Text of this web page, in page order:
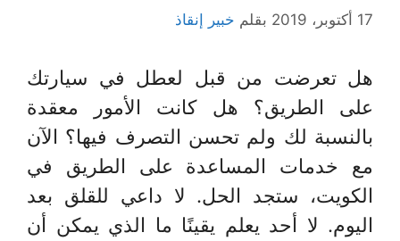
17 أكتوبر، 2019 بقلم خبير إنقاذ
هل تعرضت من قبل لعطل في سيارتك
على الطريق؟ هل كانت الأمور معقدة
بالنسبة لك ولم تحسن التصرف فيها؟ الآن
مع خدمات المساعدة على الطريق في
الكويت، ستجد الحل. لا داعي للقلق بعد
اليوم. لا أحد يعلم يقينًا ما الذي يمكن أن